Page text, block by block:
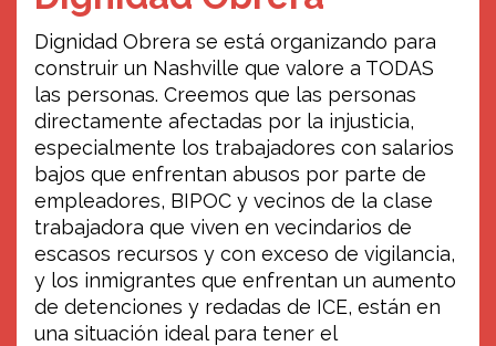
en WDYO! Sintoniza la 104.1FM cada
martes y jueves con Christopher y Evin!
Dignidad Obrera se está organizando para
construir un Nashville que valore a TODAS
las personas. Creemos que las personas
directamente afectadas por la injusticia,
especialmente los trabajadores con salarios
bajos que enfrentan abusos por parte de
empleadores, BIPOC y vecinos de la clase
trabajadora que viven en vecindarios de
escasos recursos y con exceso de vigilancia,
y los inmigrantes que enfrentan un aumento
de detenciones y redadas de ICE, están en
una situación ideal para tener el